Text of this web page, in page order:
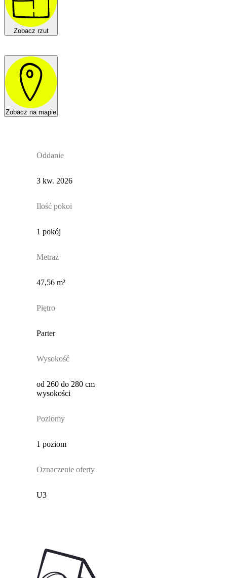
Zobacz rzut
Zobacz na mapie
Oddanie
3 kw. 2026
Ilość pokoi
1 pokój
Metraż
47,56 m²
Piętro
Parter
Wysokość
od 260 do 280 cm
wysokości
Poziomy
1 poziom
Oznaczenie oferty
U3